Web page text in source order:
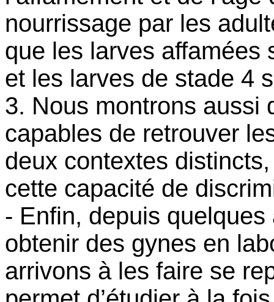
nourrissage par les
que les larves affamées
et les larves de stade 4
3. Nous montrons aussi
capables de retrouver
deux contextes
cette capacité de
- Enfin, depuis
obtenir des gynes en
arrivons à les faire se